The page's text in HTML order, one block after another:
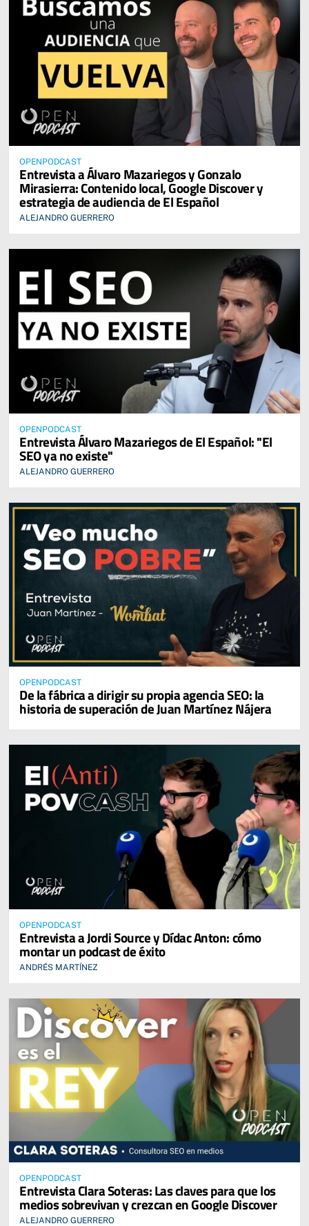
OPENPODCAST
Entrevista a Álvaro Mazariegos y Gonzalo
Mirasierra: Contenido local, Google Discover y
estrategia de audiencia de El Español
ALEJANDRO GUERRERO
OPENPODCAST
Entrevista Álvaro Mazariegos de El Español: "El
SEO ya no existe"
ALEJANDRO GUERRERO
OPENPODCAST
De la fábrica a dirigir su propia agencia SEO: la
historia de superación de Juan Martínez Nájera
OPENPODCAST
Entrevista a Jordi Source y Dídac Anton: cómo
montar un podcast de éxito
ANDRÉS MARTÍNEZ
OPENPODCAST
Entrevista Clara Soteras: Las claves para que los
medios sobrevivan y crezcan en Google Discover
ALEJANDRO GUERRERO